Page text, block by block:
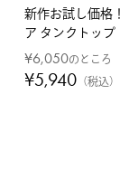
新作お試し価格
ア タンクトップ
¥6,050のところ
¥5,940 税込